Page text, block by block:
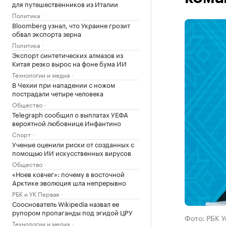
для путешественников из Италии
Политика
Bloomberg узнал, что Украине грозит
обвал экспорта зерна
Политика
Экспорт синтетических алмазов из
Китая резко вырос на фоне бума ИИ
Технологии и медиа
В Чехии при нападении с ножом
пострадали четыре человека
Общество
Telegraph сообщил о выплатах УЕФА
вероятной любовнице Инфантино
Спорт
Ученые оценили риски от созданных с
помощью ИИ искусственных вирусов
Общество
«Ноев ковчег»: почему в восточной
Арктике эволюция шла непрерывно
РБК и УК Первая
Сооснователь Wikipedia назвал ее
рупором пропаганды под эгидой ЦРУ
Технологии и медиа
Фото: РБК